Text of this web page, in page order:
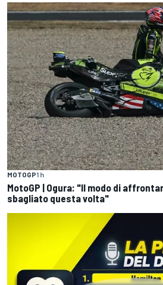
MOTOGP1 h
MotoGP | Ogura: "Il modo di
sbagliato questa volta"